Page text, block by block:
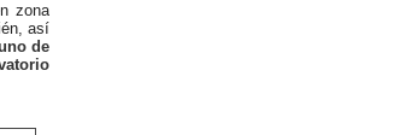
zona
así
de